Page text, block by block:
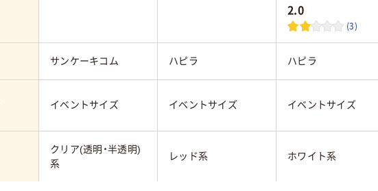
2.0
(3)
サンケーキコム ハピラ ハピラ
イベントサイズ イベントサイズ イベントサイズ
クリア(透明・半透明)
系
レッド系 ホワイト系